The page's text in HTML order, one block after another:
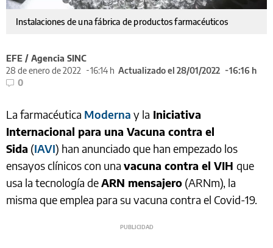
Instalaciones de una fábrica de productos farmacéuticos
EFE / Agencia SINC
28 de enero de 2022
16:14 h Actualizado el 28/01/2022
16:16 h
0
La farmacéutica Moderna y la Iniciativa
Internacional para una Vacuna contra el
Sida (IAVI) han anunciado que han empezado los
ensayos clínicos con una vacuna contra el VIH que
usa la tecnología deARN mensajero (ARNm), la
misma que emplea para su vacuna contra el Covid-19.